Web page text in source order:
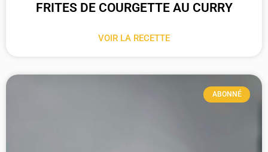
FRITES DE COURGETTE AU CURRY
VOIR LA RECETTE
ABONNÉ